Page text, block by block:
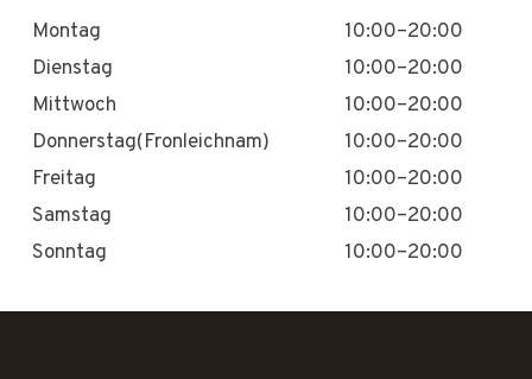
Montag
10:00–20:00
Dienstag
10:00–20:00
Mittwoch
10:00–20:00
Donnerstag(Fronleichnam)
10:00–20:00
Freitag
10:00–20:00
Samstag
10:00–20:00
Sonntag
10:00–20:00